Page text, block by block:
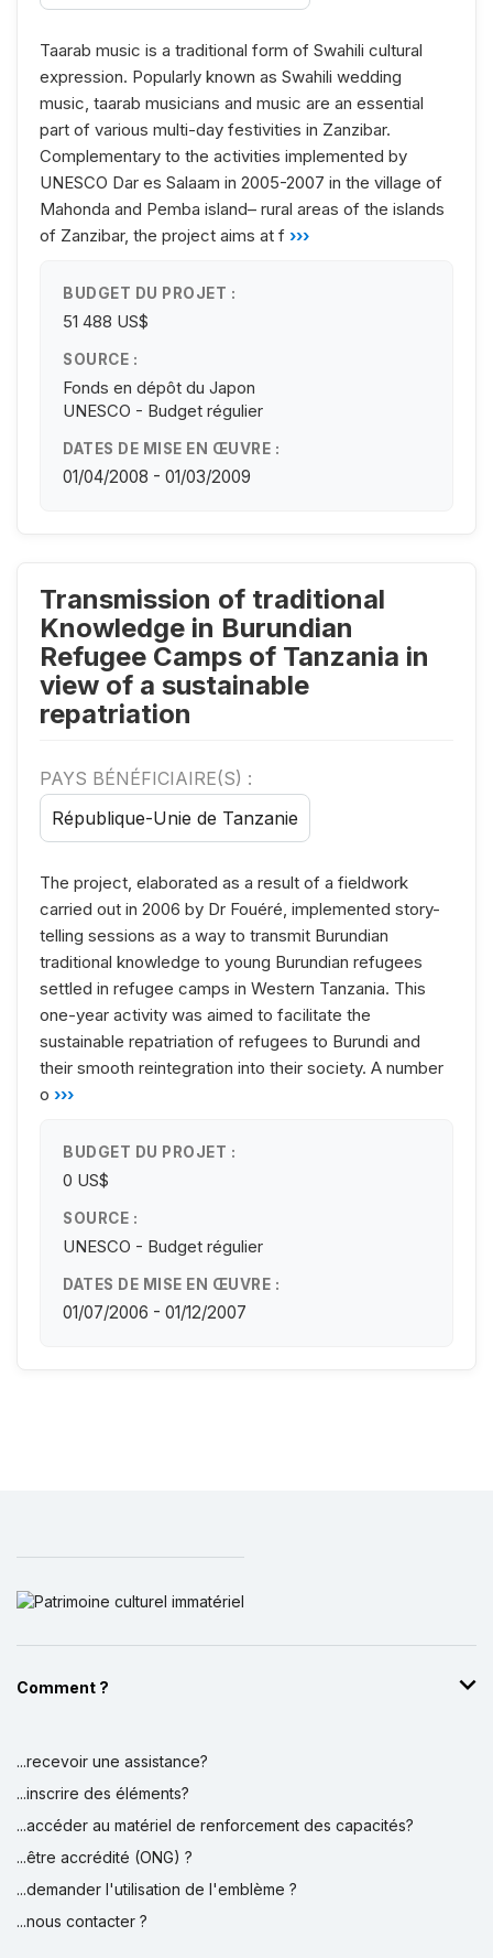
Taarab music is a traditional form of Swahili cultural
expression. Popularly known as Swahili wedding
music, taarab musicians and music are an essential
part of various multi-day festivities in Zanzibar.
Complementary to the activities implemented by
UNESCO Dar es Salaam in 2005-2007 in the village of
Mahonda and Pemba island– rural areas of the islands
of Zanzibar, the project aims at f ›››
BUDGET DU PROJET :
51 488 US$
SOURCE :
Fonds en dépôt du Japon
UNESCO - Budget régulier
DATES DE MISE EN ŒUVRE :
01/04/2008 - 01/03/2009
Transmission of traditional
Knowledge in Burundian
Refugee Camps of Tanzania in
view of a sustainable
repatriation
PAYS BÉNÉFICIAIRE(S) :
République-Unie de Tanzanie
The project, elaborated as a result of a fieldwork
carried out in 2006 by Dr Fouéré, implemented story-
telling sessions as a way to transmit Burundian
traditional knowledge to young Burundian refugees
settled in refugee camps in Western Tanzania. This
one-year activity was aimed to facilitate the
sustainable repatriation of refugees to Burundi and
their smooth reintegration into their society. A number
o ›››
BUDGET DU PROJET :
0 US$
SOURCE :
UNESCO - Budget régulier
DATES DE MISE EN ŒUVRE :
01/07/2006 - 01/12/2007
Comment ?
...recevoir une assistance?
...inscrire des éléments?
...accéder au matériel de renforcement des capacités?
...être accrédité (ONG) ?
...demander l'utilisation de l'emblème ?
...nous contacter ?